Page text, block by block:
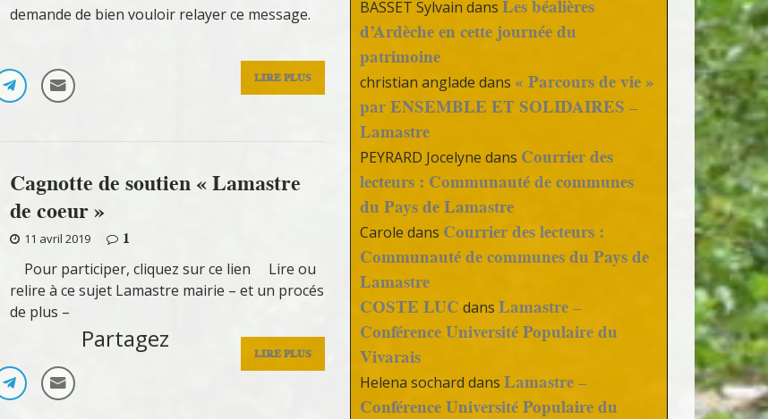
demande de bien vouloir relayer ce message.
LIRE PLUS
Cagnotte de soutien « Lamastre
de coeur »
11 avril 2019
1
Pour participer, cliquez sur ce lien Lire ou
relire à ce sujet Lamastre mairie – et un procés
de plus –
LIRE PLUS
Partagez
BASSET Sylvain dansLes béalières
d’Ardèche en cette journée du
patrimoine
christian anglade dans « Parcours de vie »
par ENSEMBLE ET SOLIDAIRES –
Lamastre
PEYRARD Jocelyne dans Courrier des
lecteurs : Communauté de communes
du Pays de Lamastre
Carole dans Courrier des lecteurs :
Communauté de communes du Pays de
Lamastre
COSTE LUC dansLamastre –
Conférence Université Populaire du
Vivarais
Helena sochard dansLamastre –
Conférence Université Populaire du